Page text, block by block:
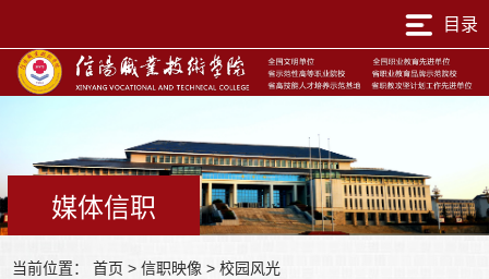
目录
媒体信职
当前位置： 首页 > 信职映像 > 校园风光